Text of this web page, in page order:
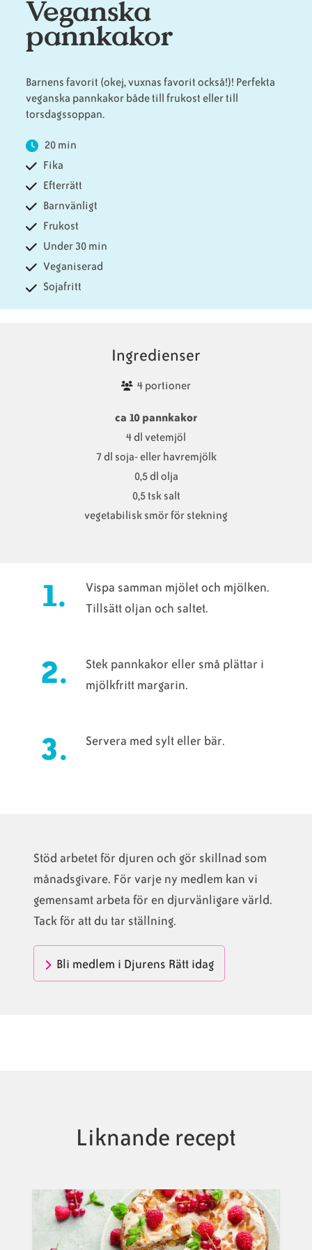
Animaliska Veganska
Vanliga
substitut
Veganska
pannkakor
Barnens favorit (okej, vuxnas favorit också!)! Perfekta
veganska pannkakor både till frukost eller till
torsdagssoppan.
20 min
Fika
Efterrätt
Barnvänligt
Frukost
Under 30 min
Veganiserad
Sojafritt
Ingredienser
4 portioner
ca 10 pannkakor
4 dl vetemjöl
7 dl soja- eller havremjölk
0,5 dl olja
0,5 tsk salt
vegetabilisk smör för stekning
Vispa samman mjölet och mjölken.
Tillsätt oljan och saltet.
Stek pannkakor eller små plättar i
mjölkfritt margarin.
Servera med sylt eller bär.
Stöd arbetet för djuren och gör skillnad som
månadsgivare. För varje ny medlem kan vi
gemensamt arbeta för en djurvänligare värld.
Tack för att du tar ställning.
Bli medlem i Djurens Rätt idag
Liknande recept